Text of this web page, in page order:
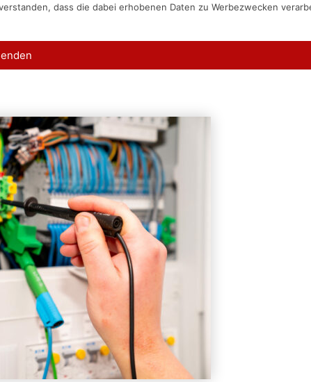
dass die dabei erhobenen Daten zu Werbezwecken